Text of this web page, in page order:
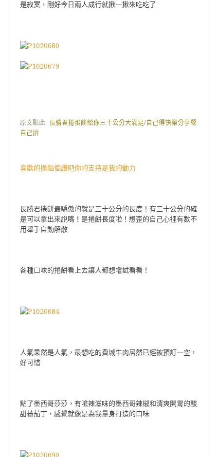
是寂寞，剛好今日兩人成行就揪一揪來吃吃了
原文點此 長勝君捲蛋餅給你三十公分大滿足/自己得快樂分享餐
自己拚
喜歡的換點個讚吧你的支持是我的動力
長勝君捲餅最驕傲的就是三十公分的長度！有三十公分的確
是可以拿出來說嘴！是捲餅長度啦！想歪的自己心裡有數不
用舉手自動解散
各種口味的捲餅看上去讓人都想嚐試看看！
人氣果然是人氣，最想吃的費城牛肉居然已經被預訂一空，
好可惜
點了墨西哥莎莎，有嗆辣滋味的墨西哥辣椒和清爽開胃的酸
甜蕃茄丁，感覺就像是為我量身打造的口味